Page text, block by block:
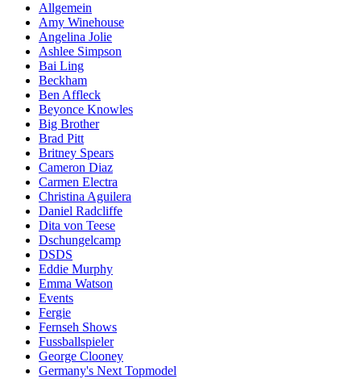
Allgemein
Amy Winehouse
Angelina Jolie
Ashlee Simpson
Bai Ling
Beckham
Ben Affleck
Beyonce Knowles
Big Brother
Brad Pitt
Britney Spears
Cameron Diaz
Carmen Electra
Christina Aguilera
Daniel Radcliffe
Dita von Teese
Dschungelcamp
DSDS
Eddie Murphy
Emma Watson
Events
Fergie
Fernseh Shows
Fussballspieler
George Clooney
Germany's Next Topmodel